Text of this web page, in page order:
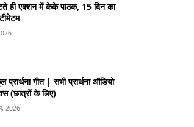
ही एक्शन में केके पाठक, 15 दिन का
प्रार्थना गीत | सभी प्रार्थना ऑडियो
(छात्रों के लिए)
2026